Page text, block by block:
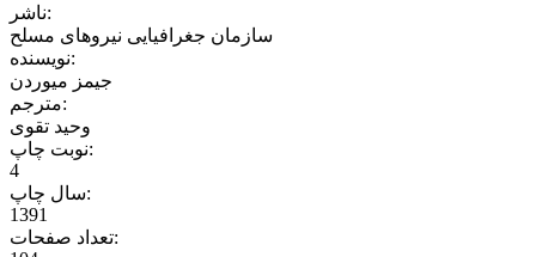
ناشر:
سازمان جغرافیایی نیروهای مسلح
نویسنده:
جیمز میوردن
مترجم:
وحید تقوی
نوبت چاپ:
4
سال چاپ:
1391
تعداد صفحات: